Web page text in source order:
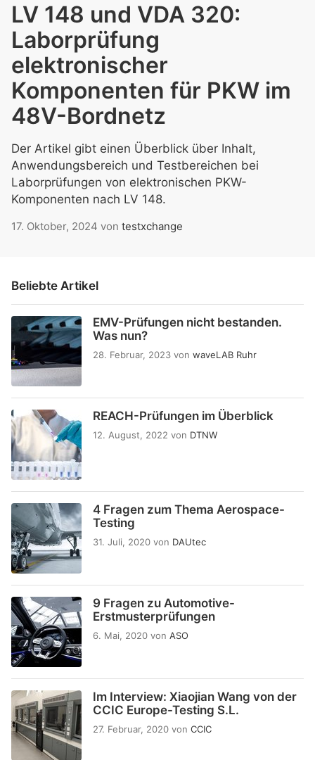
LV 148 und VDA 320:
Laborprüfung
elektronischer
Komponenten für PKW im
48V-Bordnetz
Der Artikel gibt einen Überblick über Inhalt,
Anwendungsbereich und Testbereichen bei
Laborprüfungen von elektronischen PKW-
Komponenten nach LV 148.
17. Oktober, 2024 von testxchange
Beliebte Artikel
EMV-Prüfungen nicht bestanden.
Was nun?
28. Februar, 2023 von waveLAB Ruhr
REACH-Prüfungen im Überblick
12. August, 2022 von DTNW
4 Fragen zum Thema Aerospace-
Testing
31. Juli, 2020 von DAUtec
9 Fragen zu Automotive-
Erstmusterprüfungen
6. Mai, 2020 von ASO
Im Interview: Xiaojian Wang von der
CCIC Europe-Testing S.L.
27. Februar, 2020 von CCIC